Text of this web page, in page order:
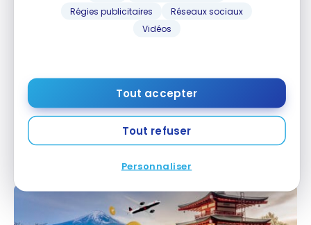
Régies publicitaires
Réseaux sociaux
Vidéos
Tout accepter
Tout refuser
Personnaliser
Planifier un voyage de A à Z avec les points
Aéroplan
STRATÉGIES
Planifier un voyage de A à Z avec les points
18 août 2024